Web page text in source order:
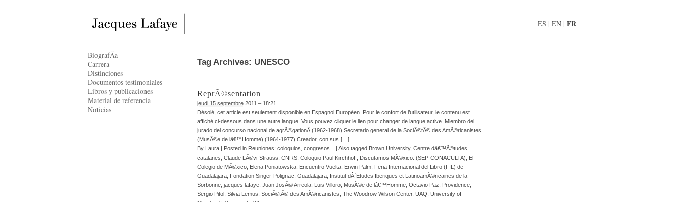
Tag Archives: UNESCO
ReprÃ©sentation
jeudi 15 septembre 2011 – 18:21
Désolé, cet article est seulement disponible en Espagnol Européen. Pour le confort de l’utilisateur, le contenu est
affiché ci-dessous dans une autre langue. Vous pouvez cliquer le lien pour changer de langue active. Miembro del
jurado del concurso nacional de agrÃ©gationÂ (1962-1968) Secretario general de la SociÃ©tÃ© des AmÃ©ricanistes
(MusÃ©e de lâ€™Homme) (1964-1977) Creador, con sus […]
By Laura | Posted in Reuniones: coloquios, congresos... | Also tagged Brown University, Centre dâ€™Ã©tudes
catalanes Claude LÃ©vi-Strauss CNRS Coloquio Paul Kirchhoff Discutamos MÃ©xico. (SEP-CONACULTA)
El
Colegio de MÃ©xico Elena Poniatowska Encuentro Vuelta Erwin Palm Feria Internacional del Libro (FIL) de
Guadalajara Fondation Singer-Polignac Guadalajara Institut dÂ´Etudes Iberiques et LatinoamÃ©ricaines de la
Sorbonne jacques lafaye Juan JosÃ© Arreola Luis Villoro MusÃ©e de lâ€™Homme Octavio Paz Providence
Sergio Pitol Silvia Lemus SociÃ©tÃ© des AmÃ©ricanistes The Woodrow Wilson Center, UAQ University of
BiografÃ­a
Carrera
Distinciones
Documentos testimoniales
Libros y publicaciones
Material de referencia
Noticias
ES | EN | FR